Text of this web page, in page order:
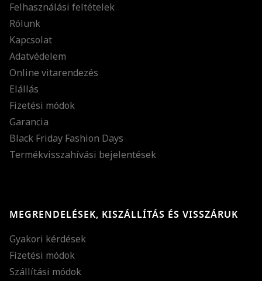
Felhasználási feltételek
Rólunk
Kapcsolat
Adatvédelem
Online vitarendezés
Elállás
Fizetési módok
Garancia
Black Friday Fashion Days
Termékvisszahívási bejelentések
MEGRENDELÉSEK, KISZÁLLÍTÁS ÉS VISSZÁRUK
Gyakori kérdések
Fizetési módok
Szállítási módok